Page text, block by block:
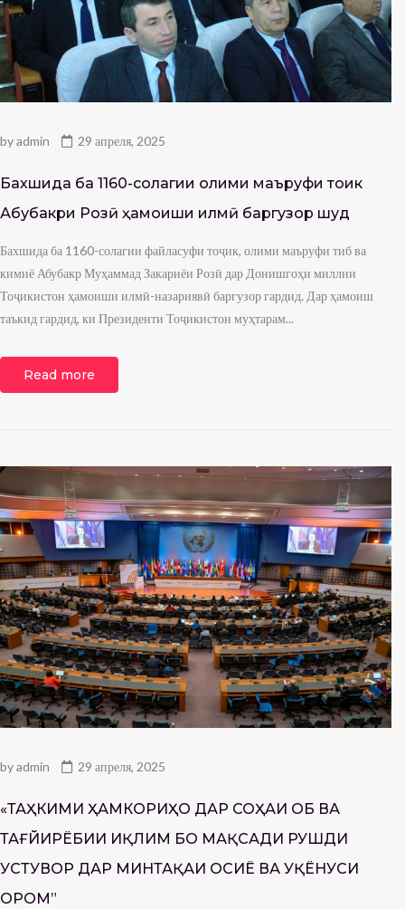
byadmin 29 апреля, 2025
Бахшида ба 1160-солагии олими маъруфи тоҷик
Абубакри Розӣ ҳамоиши илмӣ баргузор шуд
Бахшида ба 1160-солагии файласуфи тоҷик, олими маъруфи тиб ва
кимиё Абубакр Муҳаммад Закариёи Розӣ дар Донишгоҳи миллии
Тоҷикистон ҳамоиши илмӣ-назариявӣ баргузор гардид. Дар ҳамоиш
таъкид гардид, ки Президенти Тоҷикистон муҳтарам...
Read more
byadmin 29 апреля, 2025
«ТАҲКИМИ ҲАМКОРИҲО ДАР СОҲАИ ОБ ВА
ТАҒЙИРЁБИИ ИҚЛИМ БО МАҚСАДИ РУШДИ
УСТУВОР ДАР МИНТАҚАИ ОСИЁ ВА УҚЁНУСИ
ОРОМ”